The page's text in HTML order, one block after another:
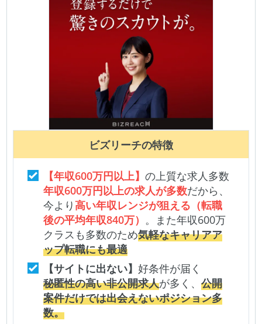
ビズリーチの特徴
【年収600万円以上】の上質な求人多数
年収600万円以上の求人が多数だから、
今より高い年収レンジが狙える（転職
後の平均年収840万） 。また年収600万
クラスも多数のため気軽なキャリアア
ップ転職にも最適
【サイトに出ない】好条件が届く
秘匿性の高い非公開求人が多く、公開
案件だけでは出会えないポジション多
数。